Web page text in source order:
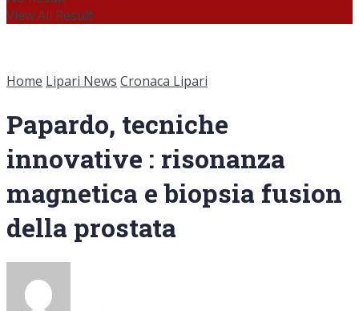
View All Result
Home Lipari News Cronaca Lipari
Papardo, tecniche
innovative : risonanza
magnetica e biopsia fusion
della prostata